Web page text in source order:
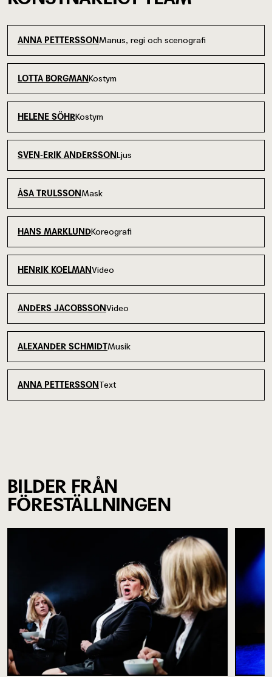
ANNA PETTERSSON Manus, regi och scenografi
LOTTA BORGMANKostym
HELENE SÖHRKostym
SVEN-ERIK ANDERSSONLjus
ÅSA TRULSSON Mask
HANS MARKLUNDKoreografi
HENRIK KOELMANVideo
ANDERS JACOBSSONVideo
ALEXANDER SCHMIDTMusik
ANNA PETTERSSON Text
BILDER FRÅN
FÖRESTÄLLNINGEN